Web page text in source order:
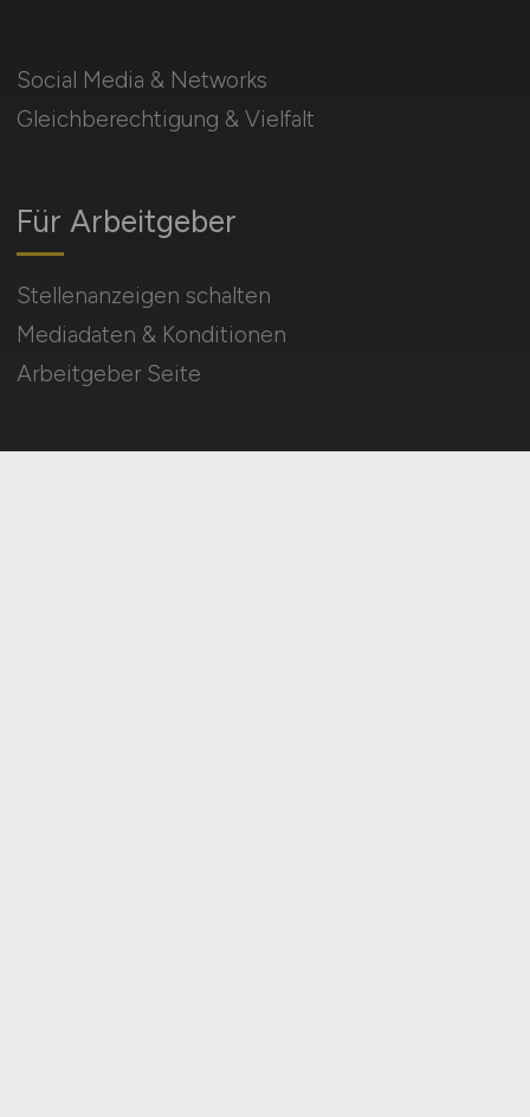
Social Media & Networks
Gleichberechtigung & Vielfalt
Für Arbeitgeber
Stellenanzeigen schalten
Mediadaten & Konditionen
Arbeitgeber Seite